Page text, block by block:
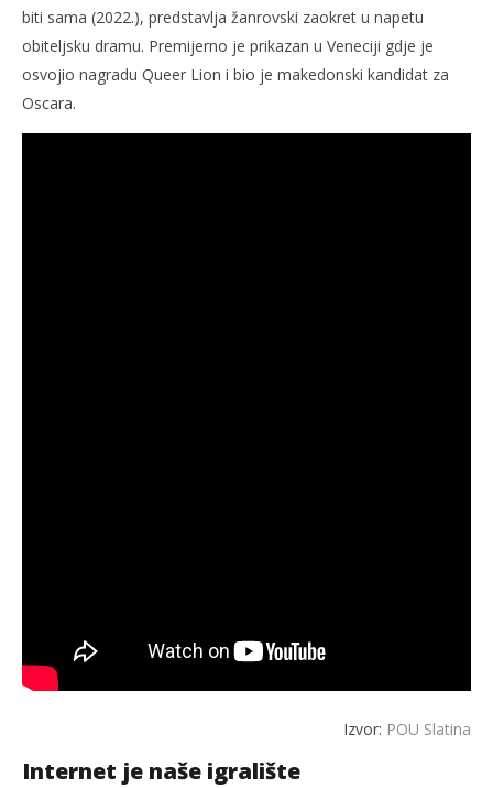
biti sama (2022.), predstavlja žanrovski zaokret u napetu
obiteljsku dramu. Premijerno je prikazan u Veneciji gdje je
osvojio nagradu Queer Lion i bio je makedonski kandidat za
Oscara.
Izvor: POU Slatina
Internet je naše igralište